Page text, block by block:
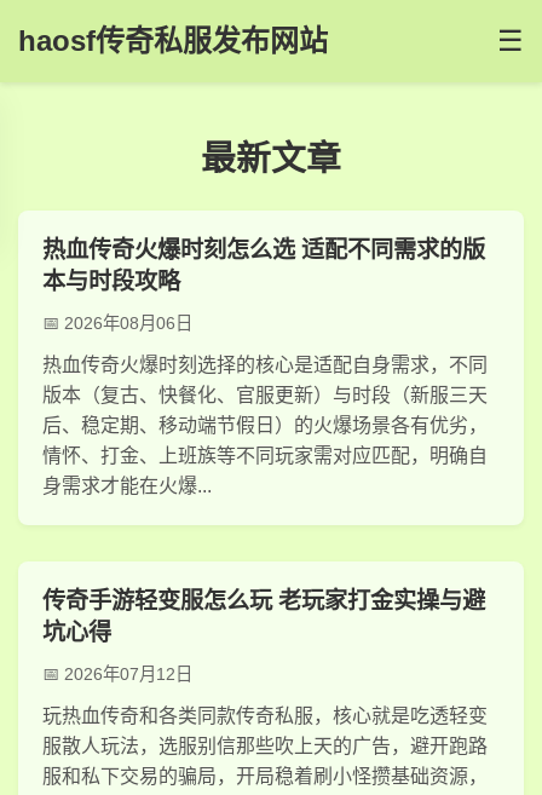
haosf传奇私服发布网站 ☰
最新文章
热血传奇火爆时刻怎么选 适配不同需求的版
本与时段攻略
2026年08月06日
热血传奇火爆时刻选择的核心是适配自身需求，不同
版本（复古、快餐化、官服更新）与时段（新服三天
后、稳定期、移动端节假日）的火爆场景各有优劣，
情怀、打金、上班族等不同玩家需对应匹配，明确自
身需求才能在火爆...
传奇手游轻变服怎么玩 老玩家打金实操与避
坑心得
2026年07月12日
玩热血传奇和各类同款传奇私服，核心就是吃透轻变
服散人玩法，选服别信那些吹上天的广告，避开跑路
服和私下交易的骗局，开局稳着刷小怪攒基础资源，